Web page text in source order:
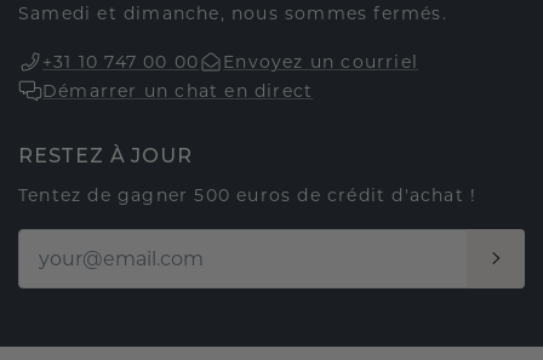
Samedi et dimanche, nous sommes fermés.
+31 10 747 00 00
Envoyez un courriel
Démarrer un chat en direct
RESTEZ À JOUR
Tentez de gagner 500 euros de crédit d'achat !